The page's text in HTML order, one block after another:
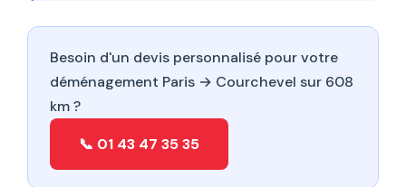
Besoin d'un devis personnalisé pour votre
déménagement Paris → Courchevel sur 608
km ?
📞 01 43 47 35 35